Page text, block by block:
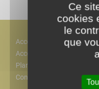
Accès
Accessiblité
Plan
Contact
Ce
cookies
le
que